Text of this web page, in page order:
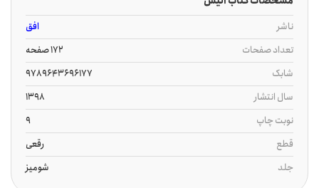
ناشر
افق
تعداد صفحات
172 صفحه
شابک
9789643696177
سال انتشار
1398
نوبت چاپ
9
قطع
رقعی
جلد
شومیز